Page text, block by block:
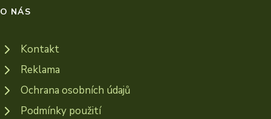
O NÁS
Kontakt
Reklama
Ochrana osobních údajů
Podmínky použití